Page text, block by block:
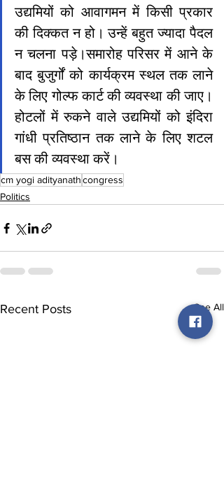
उद्यमियों को आवागमन में किसी प्रकार
की दिक्कत न हो। उन्हें बहुत ज्यादा पैदल
न चलना पड़े।समारोह परिसर में आने के
बाद बुजुर्गों को कार्यक्रम स्थल तक लाने
के लिए गोल्फ कार्ट की व्यवस्था की जाए।
होटलों में रुकने वाले उद्यमियों को इंदिरा
गांधी प्रतिष्ठान तक लाने के लिए शटल
बस की व्यवस्था करें।
cm yogi adityanathcongress
Politics
Recent Posts See All